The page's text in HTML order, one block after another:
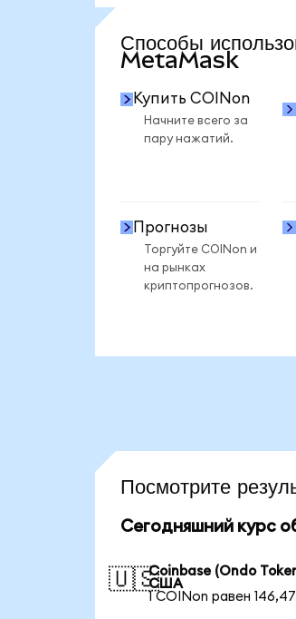
Способы
MetaMask
Купить COINon
Начните всего за
пару нажатий.
Прогнозы
Торгуйте COINon и
на рынках
криптопрогнозов.
Посмотрите
Сегодняшний курс
🇺🇸Coinbase (Ondo
США
1 COINon равен